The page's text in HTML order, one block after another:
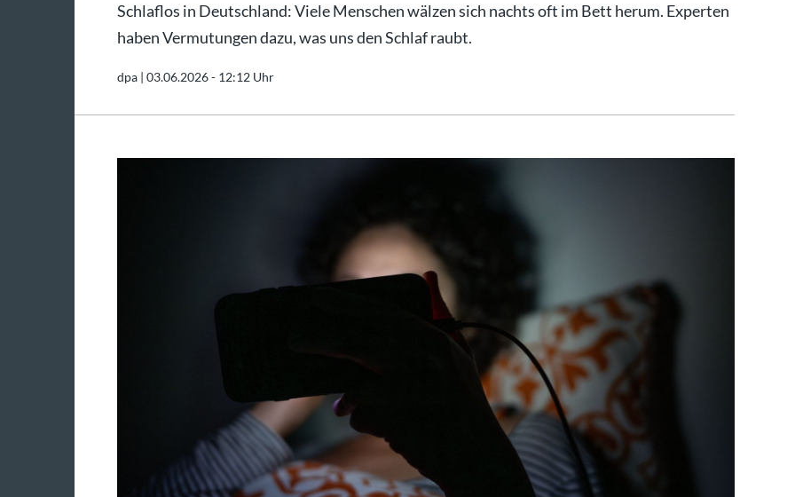
Schlaflos in Deutschland: Viele Menschen wälzen sich nachts oft im Bett herum. Experten
haben Vermutungen dazu, was uns den Schlaf raubt.
dpa | 03.06.2026 - 12:12 Uhr